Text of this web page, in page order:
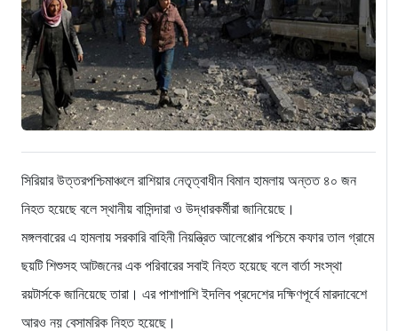
সিরিয়ার উত্তরপশ্চিমাঞ্চলে রাশিয়ার নেতৃত্বাধীন বিমান হামলায় অন্তত ৪০ জন
নিহত হয়েছে বলে স্থানীয় বাসিন্দারা ও উদ্ধারকর্মীরা জানিয়েছে।
মঙ্গলবারের এ হামলায় সরকারি বাহিনী নিয়ন্ত্রিত আলেপ্পোর পশ্চিমে কফার তাল গ্রামে
ছয়টি শিশুসহ আটজনের এক পরিবারের সবাই নিহত হয়েছে বলে বার্তা সংস্থা
রয়টার্সকে জানিয়েছে তারা। এর পাশাপাশি ইদলিব প্রদেশের দক্ষিণপূর্বে মারদাবেশে
আরও নয় বেসামরিক নিহত হয়েছে।